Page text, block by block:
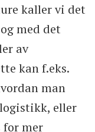
kaller vi det
med det
av
kan f.eks.
man
eller
for mer